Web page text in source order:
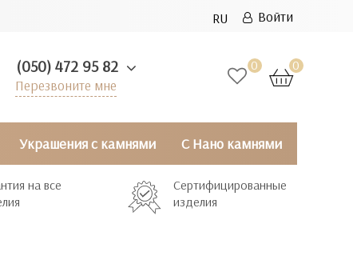
RU Войти
0 0
(050) 472 95 82
Перезвоните мне
Украшения с камнями С Нано камнями
на все
Сертифицированные
изделия